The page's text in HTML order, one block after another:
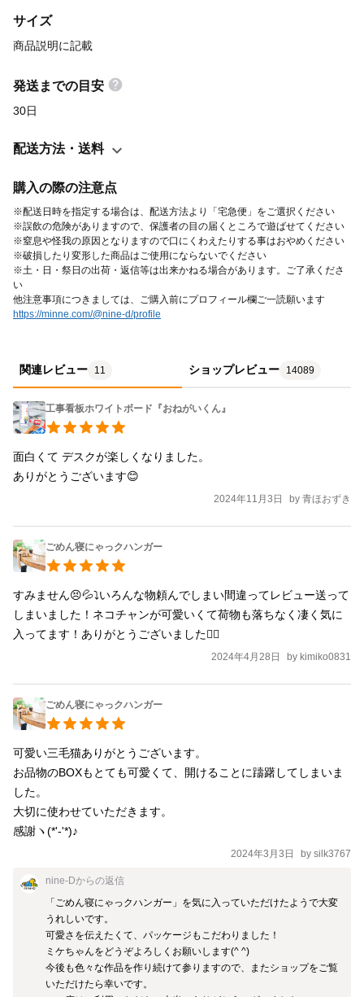
堅く強度のあるブナ材を使用していますので、重いバックでもし
っかり持ってくれます！ パッケージはかわいいミニ段ボールにな
約43mmです。それ以上の厚みのテーブルにはご利用できません
のでご了承ください 【サイズ】縦：約90ｍｍ×横：約70ｍｍ／厚
材 ※本体は、印刷をしていますので固い
でご注意ください
サイズ
商品説明に記載
発送までの目安
30日
配送方法・送料
購入の際の注意点
※配送日時を指定する場合は、配送方法より「宅急便」をご選択ください
※誤飲の危険がありますので、保護者の目の届くところで遊ばせてください
※窒息や怪我の原因となりますので口にくわえたりする事はおやめください
※破損したり変形した商品はご使用にならないでください
※土・日・祭日の出荷・返信等は出来かねる場合があります。ご了承くださ
い
他注意事項につきましては、ご購入前にプロフィール欄ご一読願います
https://minne.com/@nine-d/profile
関連レビュー 11 ショップレビュー 14089
工事看板ホワイトボード『おねがいくん』
面白くて デスクが楽しくなりました。
ありがとうございます😊
2024年11月3日 by 青ほおずき
ごめん寝にゃっクハンガー
すみません😣💦⤵️いろんな物頼んでしまい間違ってレビュー送って
しまいました！ネコチャンが可愛いくて荷物も落ちなく凄く気に
入ってます！ありがとうございました🙇‍♀️
2024年4月28日 by kimiko0831
ごめん寝にゃっクハンガー
可愛い三毛猫ありがとうございます。
お品物のBOXもとても可愛くて、開けることに躊躇してしまいま
した。
大切に使わせていただきます。
感謝ヽ(*'-'*)♪
2024年3月3日 by silk3767
nine-Dからの返信
「ごめん寝にゃっクハンガー」を気に入っていただけたようで大変
うれしいです。
可愛さを伝えたくて、パッケージもこだわりました！
ミケちゃんをどうぞよろしくお願いします(^ ^)
今後も色々な作品を作り続けて参りますので、またショップをご覧
いただけたら幸いです。